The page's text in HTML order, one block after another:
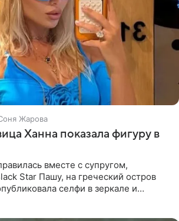
Жарова
Ханна показала фигуру в
вместе с супругом,
Star Пашу, на греческий остров
селфи в зеркале и